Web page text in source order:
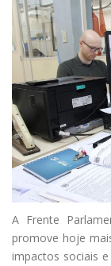
A Frente
promove hoje
impactos sociais